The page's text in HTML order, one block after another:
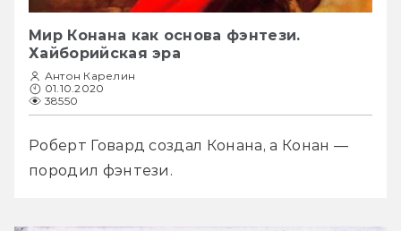
Мир Конана как основа фэнтези.
Хайборийская эра
Антон Карелин
01.10.2020
38550
Роберт Говард создал Конана, а Конан —
породил фэнтези.